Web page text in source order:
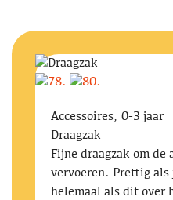
Accessoires, 0-3 jaar
Draagzak
Fijne draagzak om
vervoeren. Prettig als
helemaal als dit over